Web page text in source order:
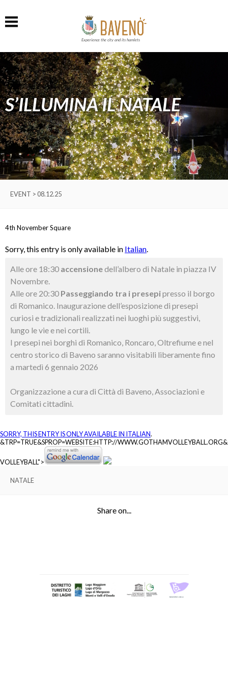
Experience the city and its hamlets
S’ILLUMINA IL NATALE
EVENT > 08.12.25
4th November Square
Sorry, this entry is only available in Italian.
Alle ore 18:30 accensionedell’albero di Natale in piazza IV
Novembre.
Alle ore 20:30 Passeggiando tra i presepipresso il borgo
di Romanico. Inaugurazione dell’esposizione di presepi
curiosi e tradizionali realizzati nei luoghi più suggestivi,
lungo le vie e nei cortili.
I presepi nei borghi di Romanico, Roncaro, Oltrefiume e nel
centro storico di Baveno saranno visitabili liberamente fino
a martedì 6 gennaio 2026
Organizzazione a cura di Città di Baveno, Associazioni e
Comitati cittadini.
SORRY, THIS ENTRY IS ONLY AVAILABLE IN ITALIAN.
&TRP=TRUE&SPROP=WEBSITE:HTTP://
VOLLEYBALL">
NATALE
Share on...